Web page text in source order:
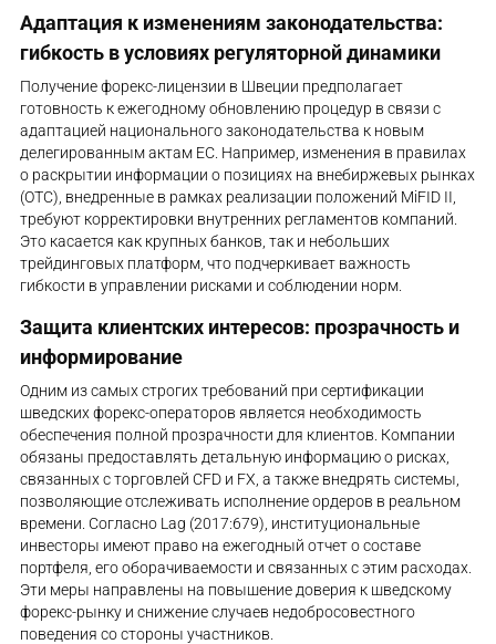
Адаптация к изменениям законодательства:
гибкость в условиях регуляторной динамики
Получение форекс-лицензии в Швеции предполагает
готовность к ежегодному обновлению процедур в связи с
адаптацией национального законодательства к новым
делегированным актам ЕС. Например, изменения в правилах
о раскрытии информации о позициях на внебиржевых рынках
(OTC), внедренные в рамках реализации положений MiFID II,
требуют корректировки внутренних регламентов компаний.
Это касается как крупных банков, так и небольших
трейдинговых платформ, что подчеркивает важность
гибкости в управлении рисками и соблюдении норм.
Защита клиентских интересов: прозрачность и
информирование
Одним из самых строгих требований при сертификации
шведских форекс-операторов является необходимость
обеспечения полной прозрачности для клиентов. Компании
обязаны предоставлять детальную информацию о рисках,
связанных с торговлей CFD и FX, а также внедрять системы,
позволяющие отслеживать исполнение ордеров в реальном
времени. Согласно Lag (2017:679), институциональные
инвесторы имеют право на ежегодный отчет о составе
портфеля, его оборачиваемости и связанных с этим расходах.
Эти меры направлены на повышение доверия к шведскому
форекс-рынку и снижение случаев недобросовестного
поведения со стороны участников.